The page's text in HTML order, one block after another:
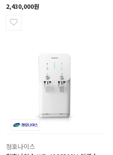
2,430,000원
청호나이스